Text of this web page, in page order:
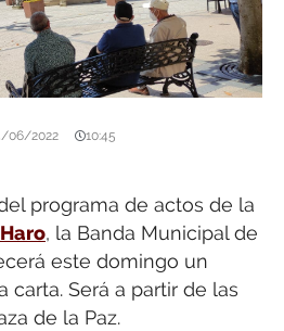
06/2022 10:45
programa de actos de la
, la Banda Municipal de
este domingo un
carta. Será a partir de las
de la Paz.